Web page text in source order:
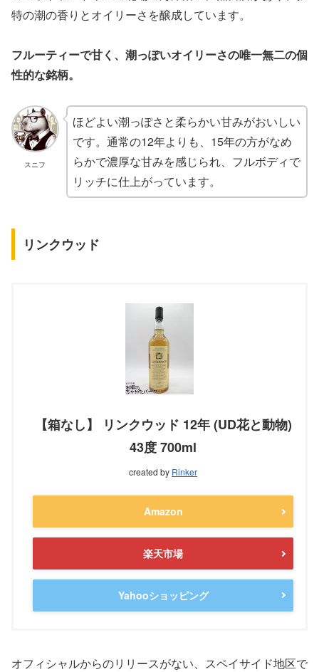
特の潮の香りとオイリーさを醸成しています。
フルーティーで甘く、潮っぽいオイリーさの唯一無二の個
性的な銘柄。
スニフ
ほどよい潮っぽさと柔らかい甘みがおいしい
です。通常の12年よりも、15年の方がなめ
らかで濃厚な甘みを感じられ、フルボディで
リッチに仕上がっています。
リンクウッド
【箱なし】 リンクウッド 12年 (UD花と動物)
43度 700ml
created by Rinker
Amazon
楽天市場
Yahooショッピング
オフィシャルからのリリースがない、スペイサイド地区で